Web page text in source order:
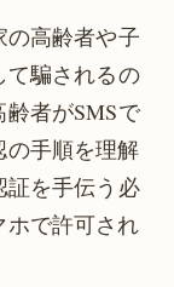
の高齢者や子
て騙されるの
者がSMSで
手順を理解
証を手伝う必
で許可され